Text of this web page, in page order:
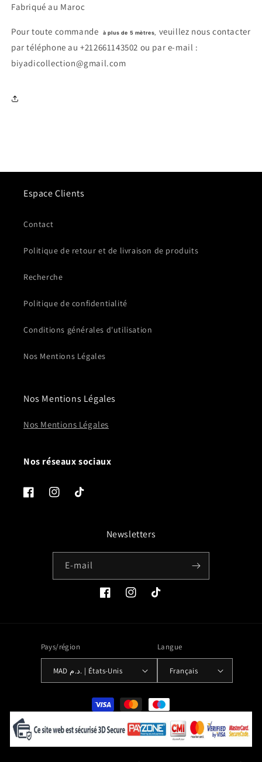
Fabriqué au Maroc
Pour toute commande à plus de 5 mètres,
veuillez nous contacter
par téléphone au +212661143502 ou par e-mail :
biyadicollection@gmail.com
Espace Clients
Contact
Politique de retour et de livraison de produits
Recherche
Politique de confidentialité
Conditions générales d'utilisation
Nos Mentions Légales
Nos Mentions Légales
Nos Mentions Légales
Nos réseaux sociaux
FacebookInstagramTikTok
Newsletters
E-mail
FacebookInstagramTikTok
Pays/région
MAD د.م. | États-Unis
Langue
Français
Moyens
de
paiement